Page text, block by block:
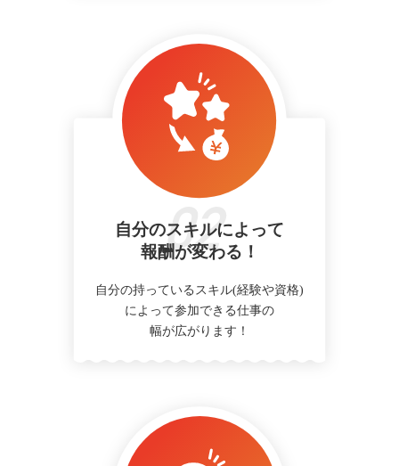
自分のスキルによって
報酬が変わる！
自分の持っているスキル(経験や資格)
によって参加できる仕事の
幅が広がります！